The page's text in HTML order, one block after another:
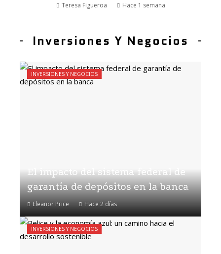
Teresa Figueroa Hace 1 semana
Inversiones Y Negocios
El impacto del sistema federal de
garantía de depósitos en la banca
Eleanor Price Hace 2 días
INVERSIONES Y NEGOCIOS
INVERSIONES Y NEGOCIOS